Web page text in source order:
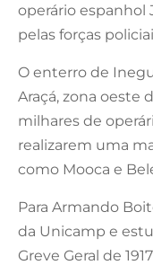
operário espanhol
pelas forças
O enterro de
Araçá, zona oeste
milhares de
realizarem uma
como Mooca e
Para Armando
da Unicamp e
Greve Geral de